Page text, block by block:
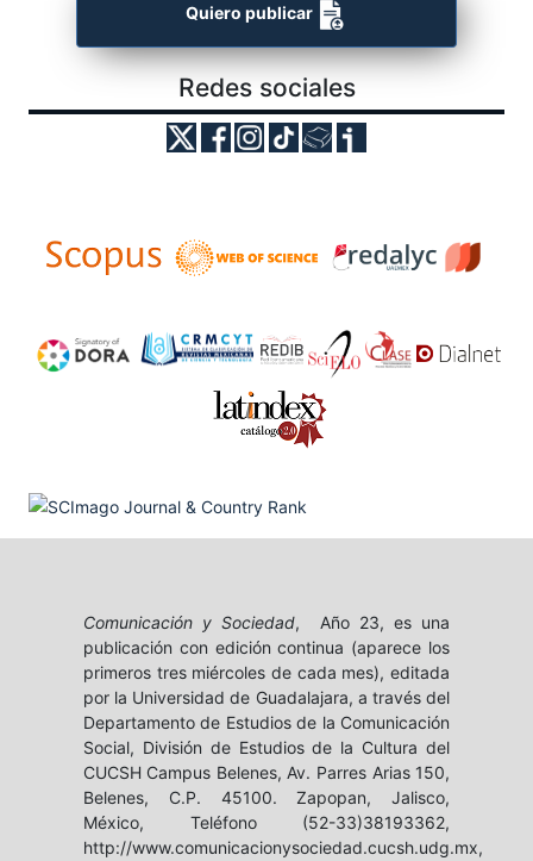
Quiero publicar
Redes sociales
Comunicación y Sociedad, Año 23, es una
publicación con edición continua (aparece los
primeros tres miércoles de cada mes), editada
por la Universidad de Guadalajara, a través del
Departamento de Estudios de la Comunicación
Social, División de Estudios de la Cultura del
CUCSH Campus Belenes, Av. Parres Arias 150,
Belenes, C.P. 45100. Zapopan, Jalisco,
México, Teléfono (52-33)38193362,
http://www.comunicacionysociedad.cucsh.udg.mx,